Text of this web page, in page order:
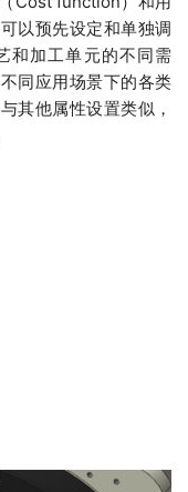
以预先设定和单独调
和加工单元的不同需
同应用场景下的各类
其他属性设置类似，